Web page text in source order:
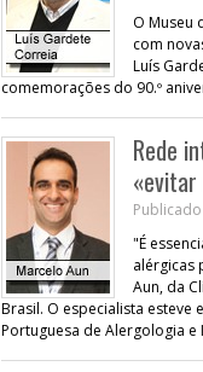
O Museu
com
Luís
comemorações do 90.º
Rede
"É
alérgicas
Aun, da
Brasil. O especialista esteve
Portuguesa de Alergologia e